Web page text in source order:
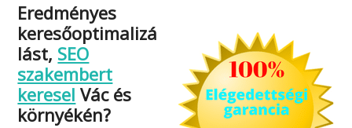
Eredményes
keresőoptimalizá
lást, SEO
szakembert
keresel Vác és
környékén?